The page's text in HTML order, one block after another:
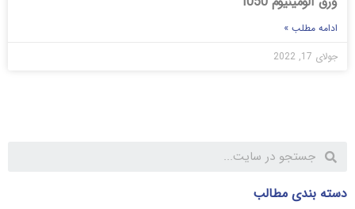
ادامه مطلب »
جولای 17, 2022
دسته بندی مطالب